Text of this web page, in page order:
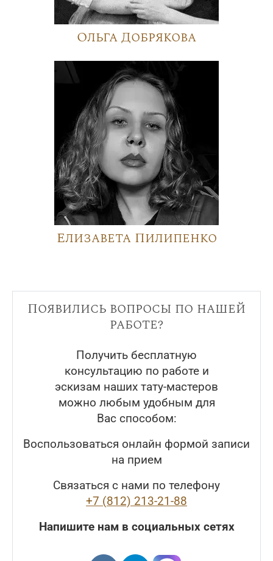
Ольга Добрякова
Елизавета Пилипенко
Появились вопросы по нашей
работе?
Получить бесплатную
консультацию по работе и
эскизам наших тату-мастеров
можно любым удобным для
Вас способом:
Воспользоваться онлайн формой записи
на прием
Связаться с нами по телефону
+7 (812) 213-21-88
Напишите нам в социальных сетях